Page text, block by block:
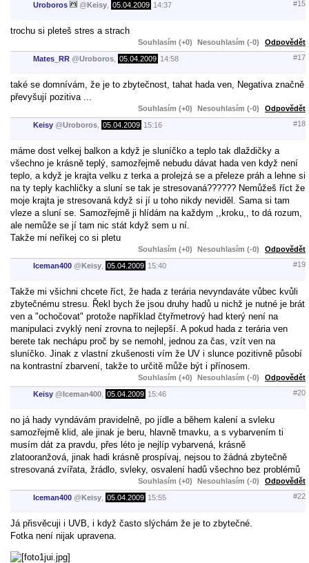
Uroboros @Keisy 05.04.2009 14:37 #15
trochu si pleteš stres a strach
Souhlasím (+0) Nesouhlasím (-0) Odpovědět
Mates_RR @Uroboros 05.04.2009 14:58 #17
také se domnívám, že je to zbytečnost, tahat hada ven, Negativa značně
převyšují pozitiva ...
Souhlasím (+0) Nesouhlasím (-0) Odpovědět
Keisy @Uroboros 05.04.2009 15:16 #18
máme dost velkej balkon a když je sluníčko a teplo tak dlaždičky a
všechno je krásně teplý, samozřejmě nebudu dávat hada ven když není
teplo, a když je krajta velku z terka a prolejzá se a přeleze práh a lehne si
na ty teply kachličky a sluní se tak je stresovaná?????? Nemůžeš říct že
moje krajta je stresovaná když si jí u toho nikdy neviděl. Sama si tam
vleze a sluní se. Samozřejmě ji hlídám na každym ,,kroku,, to dá rozum,
ale nemůže se jí tam nic stát když sem u ní.
Takže mi neříkej co si pletu
Souhlasím (+0) Nesouhlasím (-0) Odpovědět
Iceman400 @Keisy 05.04.2009 15:40 #19
Takže mi všichni chcete říct, že hada z terária nevyndaváte vůbec kvůli
zbytečnému stresu. Řekl bych že jsou druhy hadů u nichž je nutné je brát
ven a "ochočovat" protože například čtyřmetrový had který není na
manipulaci zvyklý není zrovna to nejlepší. A pokud hada z terária ven
berete tak nechápu proč by se nemohl, jednou za čas, vzít ven na
sluníčko. Jinak z vlastní zkušenosti vím že UV i slunce pozitivně působí
na kontrastní zbarvení, takže to určitě může být i přínosem.
Souhlasím (+0) Nesouhlasím (-0) Odpovědět
Keisy @Iceman400 05.04.2009 15:46 #20
no já hady vyndávám pravidelně, po jídle a během kalení a svleku
samozřejmě klid, ale jinak je beru, hlavně tmavku, a s vybarvením ti
musím dát za pravdu, přes léto je nejlíp vybarvená, krásně
zlatooranžová, jinak hadi krásně prospívaj, nejsou to žádná zbytečně
stresovaná zvířata, žrádlo, svleky, osvalení hadů všechno bez problémů
Souhlasím (+0) Nesouhlasím (-0) Odpovědět
Iceman400 @Keisy 05.04.2009 15:55 #22
Já přisvěcuji i UVB, i když často slýchám že je to zbytečné.
Fotka není nijak upravena.